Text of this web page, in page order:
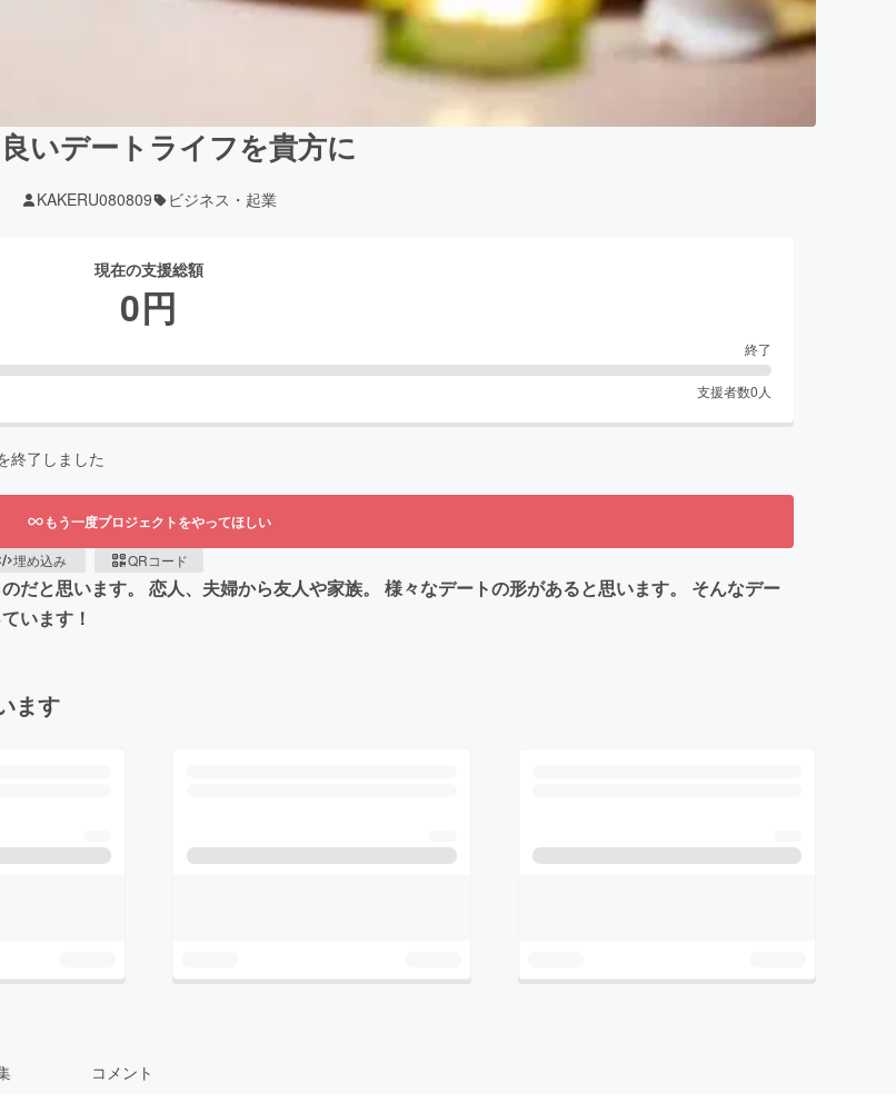
いデートライフを貴方に
KAKERU080809 ビジネス・起業
現在の支援総額
0円
終了
支援者数0 人
終了しました
もう一度プロジェクトをやってほしい
埋め込み QRコード
だと思います。 恋人、夫婦から友人や家族。 様々なデートの形があると思います。 そんなデー
います！
ます
コメント